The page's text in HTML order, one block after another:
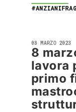
08 MARZO 2023
8
lavora
primo